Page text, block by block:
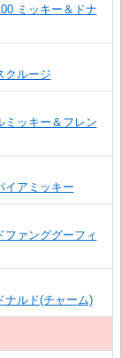
ミッキー＆ドナ
クルージ
ッキー＆フレン
アミッキー
ァンググーフィ
ナルド(チャーム)